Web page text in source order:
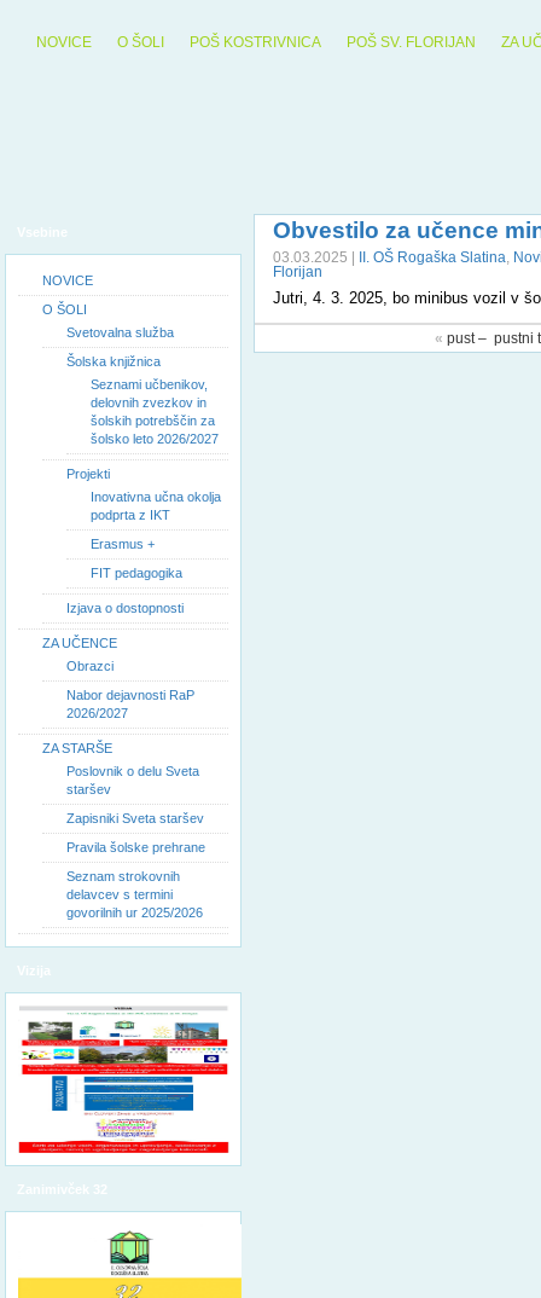
NOVICE O ŠOLI POŠ KOSTRIVNICA POŠ SV. FLORIJAN ZA
Vsebine
NOVICE
O ŠOLI
Svetovalna služba
Šolska knjižnica
Seznami učbenikov,
delovnih zvezkov in
šolskih potrebščin za
šolsko leto 2026/2027
Projekti
Inovativna učna okolja
podprta z IKT
Erasmus +
FIT pedagogika
Izjava o dostopnosti
ZA UČENCE
Obrazci
Nabor dejavnosti RaP
2026/2027
ZA STARŠE
Poslovnik o delu Sveta
staršev
Zapisniki Sveta staršev
Pravila šolske prehrane
Seznam strokovnih
delavcev s termini
govorilnih ur 2025/2026
Vizija
Zanimivček 32
Obvestilo za učence
03.03.2025 | II. OŠ Rogaška Slatina,
Florijan
Jutri, 4. 3. 2025, bo minibus vozil v
« pust – pustni